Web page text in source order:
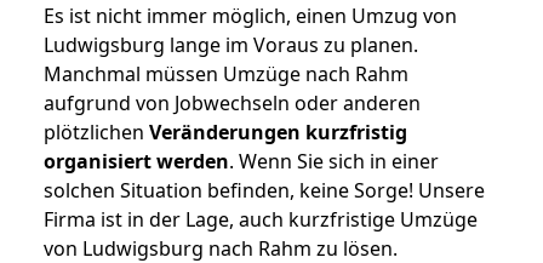
Es ist nicht immer möglich, einen Umzug von
Ludwigsburg lange im Voraus zu planen.
Manchmal müssen Umzüge nach Rahm
aufgrund von Jobwechseln oder anderen
plötzlichen Veränderungen kurzfristig
organisiert werden. Wenn Sie sich in einer
solchen Situation befinden, keine Sorge! Unsere
Firma ist in der Lage, auch kurzfristige Umzüge
von Ludwigsburg nach Rahm zu lösen.